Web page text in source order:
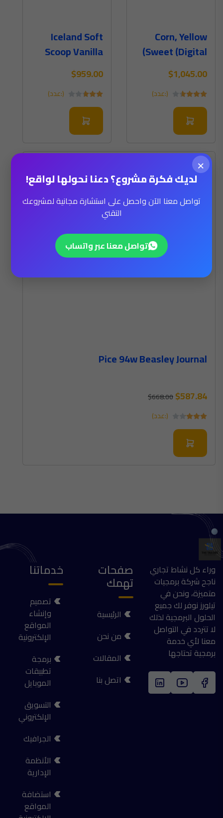
×
لديك فكرة مشروع؟ دعنا نحولها لواقع!
تواصل معنا الآن واحصل على استشارة مجانية لمشروعك
التقني
تواصل معنا عبر واتساب
Corn, Yellow
Sweet (Digital)
$1,045.00
(:عدد)
Iceland Soft
Scoop Vanilla
$959.00
(:عدد)
Pice 94w Beasley Journal
$587.84
$668.00
(:عدد)
وراء كل نشاط تجاري
ناجح شركة برمجيات
متميزة، ونحن في
تيلورز نوفر لك جميع
الحلول البرمجية لذلك
لا تتردد في التواصل
معنا لأي خدمة
برمجية تحتاجها
صفحات
تهمك
الرئيسية
من نحن
المقالات
اتصل بنا
خدماتنا
تصميم
وإنشاء
المواقع
الإلكترونية
برمجة
تطبيقات
الموبايل
التسويق
الإلكتروني
الجرافيك
الأنظمة
الإدارية
استضافة
المواقع